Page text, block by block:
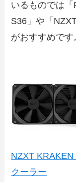
いるものでは
S36」や「
がおすすめです
NZXT
クーラー